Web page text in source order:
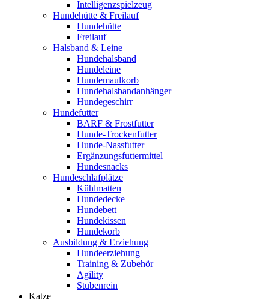
Intelligenzspielzeug
Hundehütte & Freilauf
Hundehütte
Freilauf
Halsband & Leine
Hundehalsband
Hundeleine
Hundemaulkorb
Hundehalsbandanhänger
Hundegeschirr
Hundefutter
BARF & Frostfutter
Hunde-Trockenfutter
Hunde-Nassfutter
Ergänzungsfuttermittel
Hundesnacks
Hundeschlafplätze
Kühlmatten
Hundedecke
Hundebett
Hundekissen
Hundekorb
Ausbildung & Erziehung
Hundeerziehung
Training & Zubehör
Agility
Stubenrein
Katze